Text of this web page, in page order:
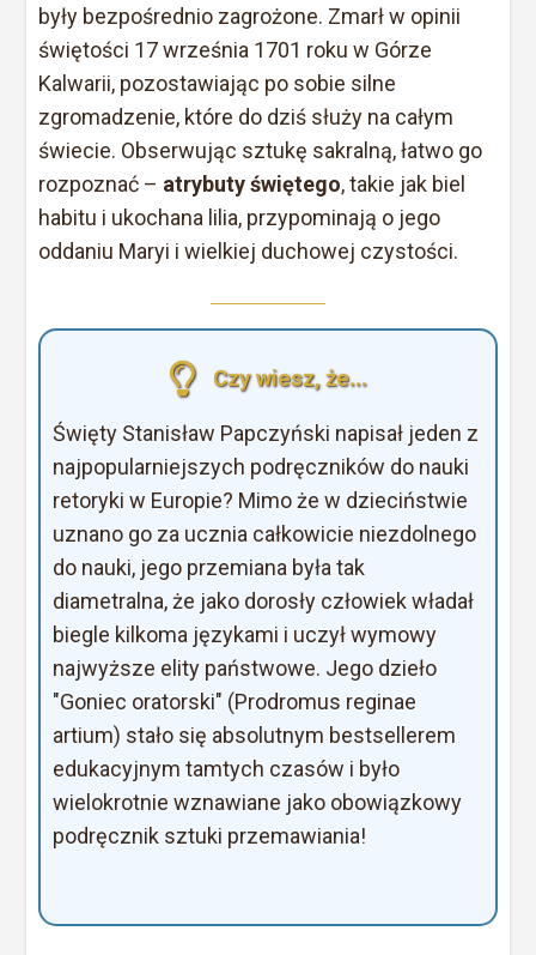
były bezpośrednio zagrożone. Zmarł w opinii
świętości 17 września 1701 roku w Górze
Kalwarii, pozostawiając po sobie silne
zgromadzenie, które do dziś służy na całym
świecie. Obserwując sztukę sakralną, łatwo go
rozpoznać – atrybuty świętego, takie jak biel
habitu i ukochana lilia, przypominają o jego
oddaniu Maryi i wielkiej duchowej czystości.
Czy wiesz, że...
Święty Stanisław Papczyński napisał jeden z
najpopularniejszych podręczników do nauki
retoryki w Europie? Mimo że w dzieciństwie
uznano go za ucznia całkowicie niezdolnego
do nauki, jego przemiana była tak
diametralna, że jako dorosły człowiek władał
biegle kilkoma językami i uczył wymowy
najwyższe elity państwowe. Jego dzieło
"Goniec oratorski" (Prodromus reginae
artium) stało się absolutnym bestsellerem
edukacyjnym tamtych czasów i było
wielokrotnie wznawiane jako obowiązkowy
podręcznik sztuki przemawiania!